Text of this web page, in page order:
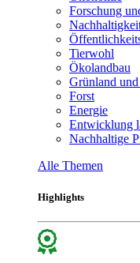
Forschung
Tierwohl
Ökolandbau
Grünland
Forst
Energie
Entwicklung
Nachhaltige
Alle Themen
Highlights